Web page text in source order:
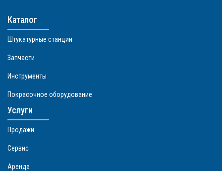
Каталог
Штукатурные станции
Запчасти
Инструменты
Покрасочное оборудование
Услуги
Продажи
Сервис
Аренда